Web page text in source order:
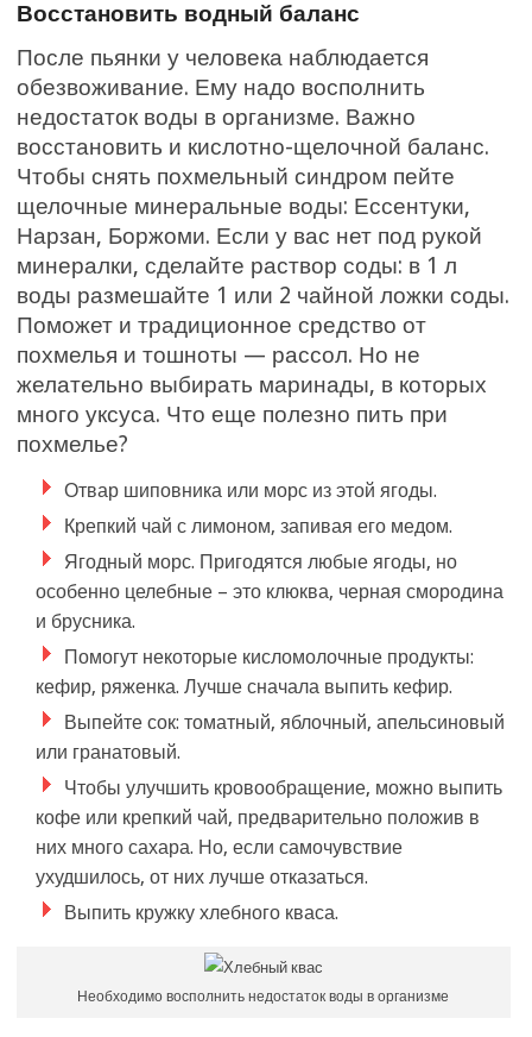
Восстановить водный баланс
После пьянки у человека наблюдается
обезвоживание. Ему надо восполнить
недостаток воды в организме. Важно
восстановить и кислотно-щелочной баланс.
Чтобы снять похмельный синдром пейте
щелочные минеральные воды: Ессентуки,
Нарзан, Боржоми. Если у вас нет под рукой
минералки, сделайте раствор соды: в 1 л
воды размешайте 1 или 2 чайной ложки соды.
Поможет и традиционное средство от
похмелья и тошноты — рассол. Но не
желательно выбирать маринады, в которых
много уксуса. Что еще полезно пить при
похмелье?
Отвар шиповника или морс из этой ягоды.
Крепкий чай с лимоном, запивая его медом.
Ягодный морс. Пригодятся любые ягоды, но
особенно целебные – это клюква, черная смородина
и брусника.
Помогут некоторые кисломолочные продукты:
кефир, ряженка. Лучше сначала выпить кефир.
Выпейте сок: томатный, яблочный, апельсиновый
или гранатовый.
Чтобы улучшить кровообращение, можно выпить
кофе или крепкий чай, предварительно положив в
них много сахара. Но, если самочувствие
ухудшилось, от них лучше отказаться.
Выпить кружку хлебного кваса.
Необходимо восполнить недостаток воды в организме